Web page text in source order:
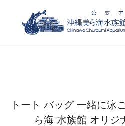
トート バッグ 一緒に泳
ら海 水族館 オリジ